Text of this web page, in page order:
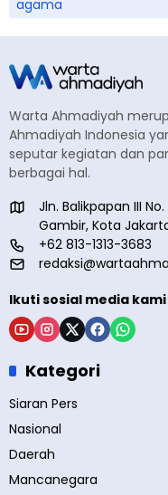
agama
Warta Ahmadiyah
Ahmadiyah Indonesia
seputar kegiatan dan
berbagai hal.
Jln. Balikpapan III
Gambir, Kota
+62 813-1313-3683
Ikuti sosial media kami
Kategori
Siaran Pers
Nasional
Daerah
Mancanegara